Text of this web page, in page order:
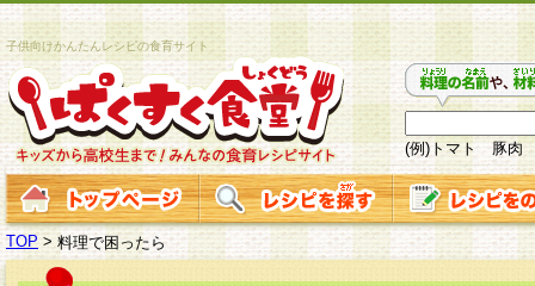
子供向けかんたんレシピの食育サイト
(例)トマト 豚肉
TOP >料理で困ったら